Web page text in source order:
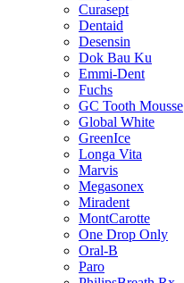
Curasept
Dentaid
Desensin
Dok Bau Ku
Emmi-Dent
Fuchs
GC Tooth Mousse
Global White
GreenIce
Longa Vita
Marvis
Megasonex
Miradent
MontCarotte
One Drop Only
Oral-B
Paro